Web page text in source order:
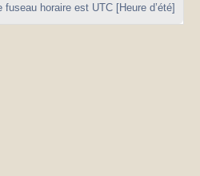
fuseau horaire est UTC [Heure d’été]